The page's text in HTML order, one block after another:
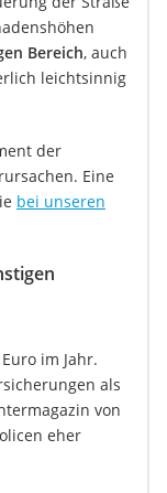
Bereich, auch
leichtsinnig
der
Eine
bei unseren
im Jahr.
als
von
eher